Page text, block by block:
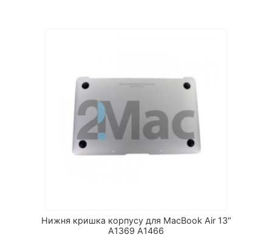
Нижня кришка корпусу для MacBook Air 13″
A1369 A1466